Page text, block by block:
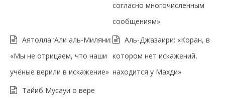
согласно многочисленным
сообщениям»
Аятолла ‘Али аль-Миляни:
«Мы не отрицаем, что наши
учёные верили в искажение»
Аль-Джазаири: «Коран, в
котором нет искажений,
находится у Махди»
Тайиб Мусауи о вере